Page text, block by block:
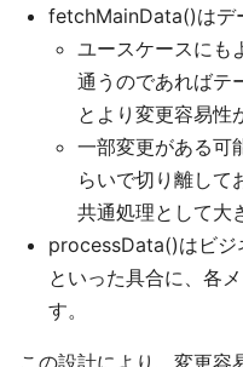
fetchMainData()はデ
ユースケースにも
通うのであればテ
とより変更容易性
一部変更がある可
らいで切り離して
共通処理として大
processData()はビジ
といった具合に、各
す。
この設計により、変更容